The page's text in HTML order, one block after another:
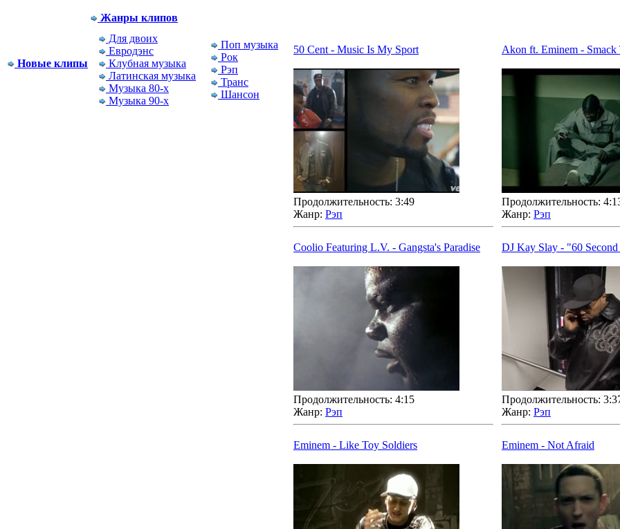
Новые клипы
Жанры клипов
Для двоих
Евродэнс
Клубная музыка
Латинская музыка
Музыка 80-x
Музыка 90-x
Поп музыка
Рок
Рэп
Транс
Шансон
50 Cent - Music Is My Sport
Продолжительность: 3:49
Жанр: Рэп
Akon ft. Eminem - Smack
Продолжительность:
Жанр: Рэп
Coolio Featuring L.V. - Gangsta's Paradise
Продолжительность: 4:15
Жанр: Рэп
DJ Kay Slay - "60 Second
Продолжительность:
Жанр: Рэп
Eminem - Like Toy Soldiers Eminem - Not Afraid